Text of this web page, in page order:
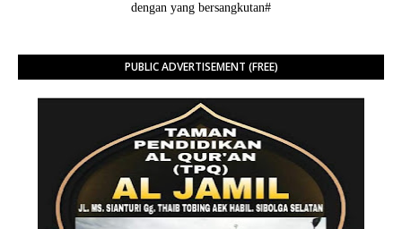
dengan yang bersangkutan#
PUBLIC ADVERTISEMENT (FREE)